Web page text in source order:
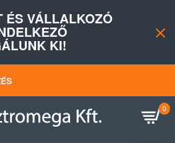
ÉS VÁLLALKOZÓ
KI!
0